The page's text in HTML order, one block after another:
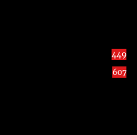
449
607